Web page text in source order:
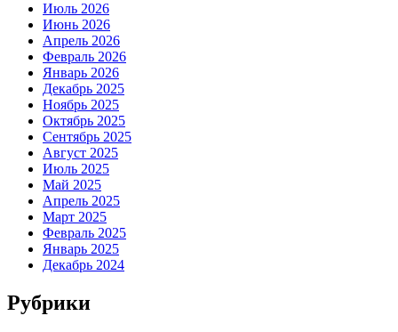
Июль 2026
Июнь 2026
Апрель 2026
Февраль 2026
Январь 2026
Декабрь 2025
Ноябрь 2025
Октябрь 2025
Сентябрь 2025
Август 2025
Июль 2025
Май 2025
Апрель 2025
Март 2025
Февраль 2025
Январь 2025
Декабрь 2024
Рубрики